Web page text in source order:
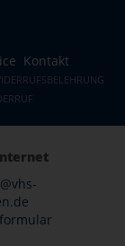
Kontakt